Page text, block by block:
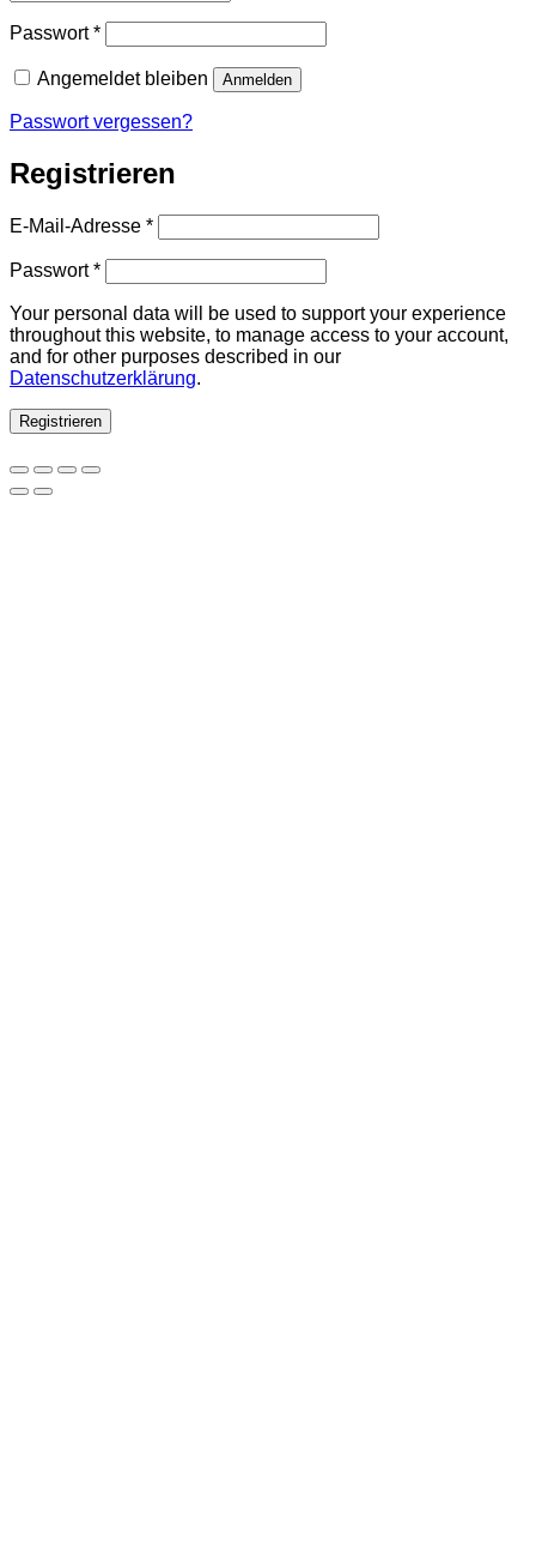
Passwort*Erforderlich
Angemeldet bleiben Anmelden
Passwort vergessen?
Registrieren
E-Mail-Adresse *Erforderlich
Passwort*Erforderlich
Your personal data will be used to support your experience
throughout this website, to manage access to your account,
and for other purposes described in our
Datenschutzerklärung.
Registrieren